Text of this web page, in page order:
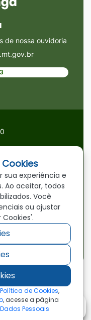
de nossa ouvidoria
MT, 78870-000
Paranatinga - MT
sua experiência e
Ao aceitar, todos
Você
ou ajustar
Política de Cookies,
, acesse a página
Pessoais